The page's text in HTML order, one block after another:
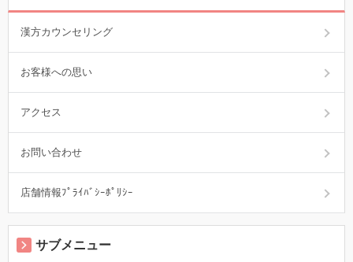
漢方カウンセリング
お客様への思い
アクセス
お問い合わせ
店舗情報ﾌﾟﾗｲﾊﾞｼｰﾎﾟﾘｼｰ
サブメニュー